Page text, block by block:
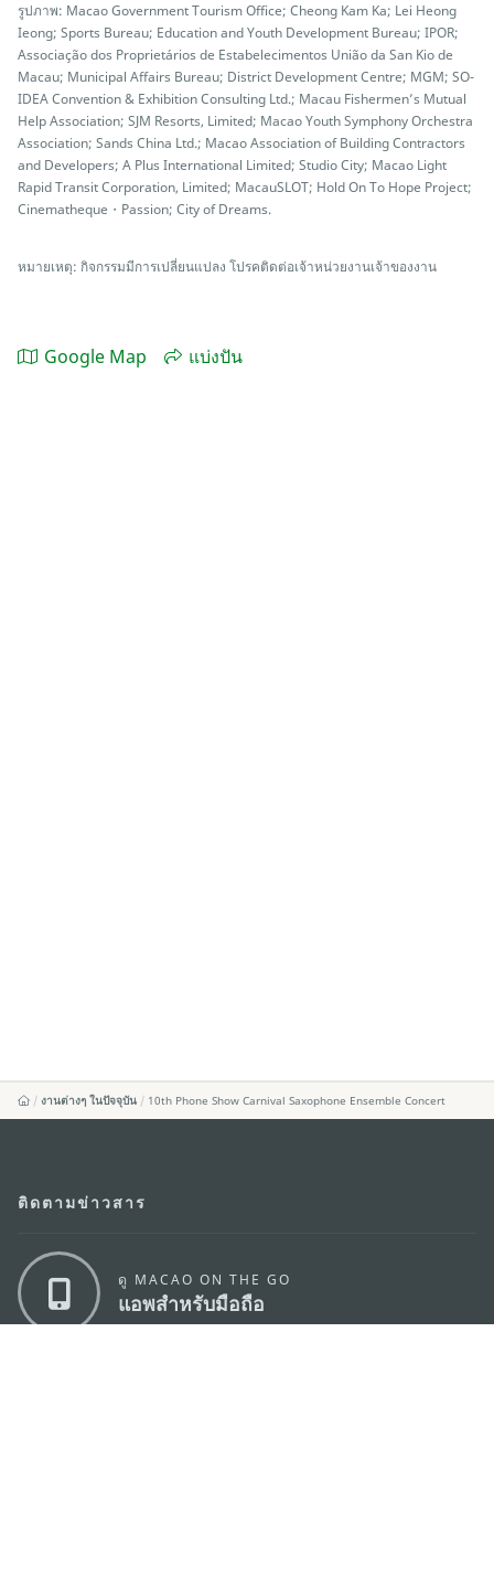
รูปภาพ: Macao Government Tourism Office; Cheong Kam Ka; Lei Heong
Ieong; Sports Bureau; Education and Youth Development Bureau; IPOR;
Associação dos Proprietários de Estabelecimentos União da San Kio de
Macau; Municipal Affairs Bureau; District Development Centre; MGM; SO-
IDEA Convention & Exhibition Consulting Ltd.; Macau Fishermen’s Mutual
Help Association; SJM Resorts, Limited; Macao Youth Symphony Orchestra
Association; Sands China Ltd.; Macao Association of Building Contractors
and Developers; A Plus International Limited; Studio City; Macao Light
Rapid Transit Corporation, Limited; MacauSLOT; Hold On To Hope Project;
Cinematheque・Passion; City of Dreams.
หมายเหตุ: กิจกรรมมีการเปลี่ยนแปลง โปรคติดต่อเจ้าหน่วยงานเจ้าของงาน
Google Map แบ่งปัน
งานต่างๆ ในปัจจุบัน 10th Phone Show Carnival Saxophone Ensemble Concert
ติดตามข่าวสาร
ดู MACAO ON THE GO
แอพสำหรับมือถือ